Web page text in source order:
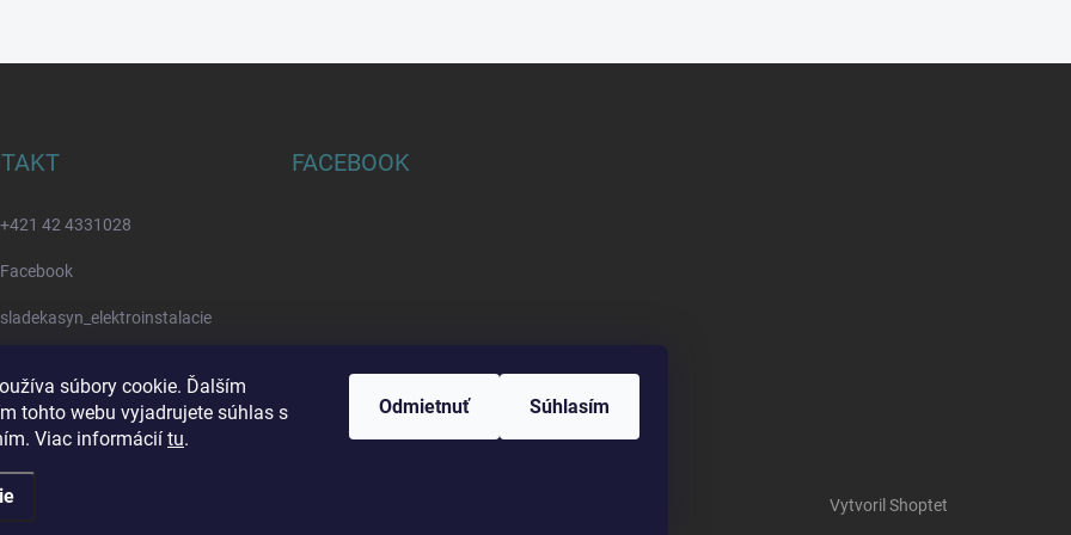
súbory cookie. Ďalším
tohto webu vyjadrujete súhlas s
Viac informácií tu.
Odmietnuť Súhlasím
+421 42 4331028
Facebook
sladekasyn_elektroinstalacie
FACEBOOK
Vytvoril Shoptet
. Všetky práva vyhradené.